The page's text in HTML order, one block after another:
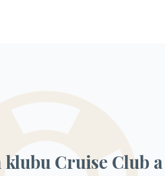
klubu Cruise Club a